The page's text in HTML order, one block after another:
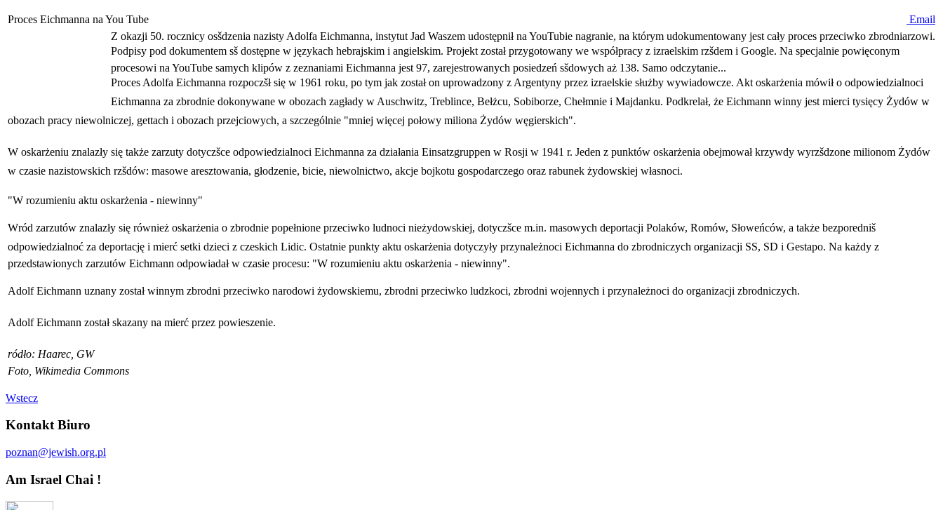
Proces Eichmanna na You Tube
Email
Z okazji 50. rocznicy osšdzenia nazisty Adolfa Eichmanna, instytut Jad Waszem udostępnił na YouTubie nagranie, na którym udokumentowany jest cały proces przeciwko zbrodniarzowi.
Podpisy pod dokumentem sš dostępne w językach hebrajskim i angielskim. Projekt został przygotowany we współpracy z izraelskim rzšdem i Google. Na specjalnie powięconym
procesowi na YouTube samych klipów z zeznaniami Eichmanna jest 97, zarejestrowanych posiedzeń sšdowych aż 138. Samo odczytanie...
Proces Adolfa Eichmanna rozpoczšł się w 1961 roku, po tym jak został on uprowadzony z Argentyny przez izraelskie służby wywiadowcze. Akt oskarżenia mówił o odpowiedzialnoci
Eichmanna za zbrodnie dokonywane w obozach zagłady w Auschwitz, Treblince, Bełżcu, Sobiborze, Chełmnie i Majdanku. Podkrelał, że Eichmann winny jest mierci tysięcy Żydów w
obozach pracy niewolniczej, gettach i obozach przejciowych, a szczególnie "mniej więcej połowy miliona Żydów węgierskich".
W oskarżeniu znalazły się także zarzuty dotyczšce odpowiedzialnoci Eichmanna za działania Einsatzgruppen w Rosji w 1941 r. Jeden z punktów oskarżenia obejmował krzywdy wyrzšdzone milionom Żydów
w czasie nazistowskich rzšdów: masowe aresztowania, głodzenie, bicie, niewolnictwo, akcje bojkotu gospodarczego oraz rabunek żydowskiej własnoci.
"W rozumieniu aktu oskarżenia - niewinny"
Wród zarzutów znalazły się również oskarżenia o zbrodnie popełnione przeciwko ludnoci nieżydowskiej, dotyczšce m.in. masowych deportacji Polaków, Romów, Słoweńców, a także bezporedniš
odpowiedzialnoć za deportację i mierć setki dzieci z czeskich Lidic. Ostatnie punkty aktu oskarżenia dotyczyły przynależnoci Eichmanna do zbrodniczych organizacji SS, SD i Gestapo. Na każdy z
przedstawionych zarzutów Eichmann odpowiadał w czasie procesu: "W rozumieniu aktu oskarżenia - niewinny".
Adolf Eichmann uznany został winnym zbrodni przeciwko narodowi żydowskiemu, zbrodni przeciwko ludzkoci, zbrodni wojennych i przynależnoci do organizacji zbrodniczych.
Adolf Eichmann został skazany na mierć przez powieszenie.
ródło: Haarec, GW
Foto, Wikimedia Commons
Wstecz
Kontakt Biuro
poznan@jewish.org.pl
Am Israel Chai !